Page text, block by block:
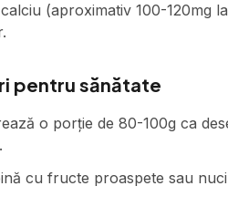
(aproximativ 100-120mg
pentru sănătate
o porție de 80-100g ca
cu fructe proaspete sau